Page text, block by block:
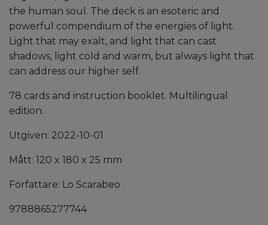
the human soul. The deck is an esoteric and
powerful compendium of the energies of light.
Light that may exalt, and light that can cast
shadows, light cold and warm, but always light that
can address our higher self.
78 cards and instruction booklet. Multilingual
edition.
Utgiven: 2022-10-01
Mått: 120 x 180 x 25 mm
Författare: Lo Scarabeo
9788865277744